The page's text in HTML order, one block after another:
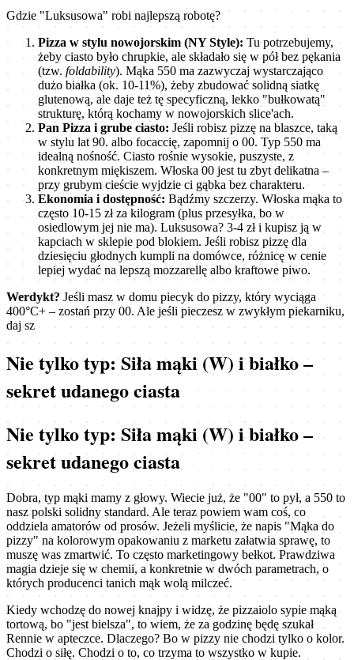
Gdzie "Luksusowa" robi najlepszą robotę?
Pizza w stylu nowojorskim (NY Style):Tu potrzebujemy,
żeby ciasto było chrupkie, ale składało się w pół bez pękania
(tzw. foldability). Mąka 550 ma zazwyczaj wystarczająco
dużo białka (ok. 10-11%), żeby zbudować solidną siatkę
glutenową, ale daje też tę specyficzną, lekko "bułkowatą"
strukturę, którą kochamy w nowojorskich slice'ach.
Pan Pizza i grube ciasto: Jeśli robisz pizzę na blaszce, taką
w stylu lat 90. albo focaccię, zapomnij o 00. Typ 550 ma
idealną nośność. Ciasto rośnie wysokie, puszyste, z
konkretnym miękiszem. Włoska 00 jest tu zbyt delikatna –
przy grubym cieście wyjdzie ci gąbka bez charakteru.
Ekonomia i dostępność:Bądźmy szczerzy. Włoska mąka to
często 10-15 zł za kilogram (plus przesyłka, bo w
osiedlowym jej nie ma). Luksusowa? 3-4 zł i kupisz ją w
kapciach w sklepie pod blokiem. Jeśli robisz pizzę dla
dziesięciu głodnych kumpli na domówce, różnicę w cenie
lepiej wydać na lepszą mozzarellę albo kraftowe piwo.
Werdykt? Jeśli masz w domu piecyk do pizzy, który wyciąga
400°C+ – zostań przy 00. Ale jeśli pieczesz w zwykłym piekarniku,
daj sz
Nie tylko typ: Siła mąki (W) i białko –
sekret udanego ciasta
Nie tylko typ: Siła mąki (W) i białko –
sekret udanego ciasta
Dobra, typ mąki mamy z głowy. Wiecie już, że "00" to pył, a 550 to
nasz polski solidny standard. Ale teraz powiem wam coś, co
oddziela amatorów od prosów. Jeżeli myślicie, że napis "Mąka do
pizzy" na kolorowym opakowaniu z marketu załatwia sprawę, to
muszę was zmartwić. To często marketingowy bełkot. Prawdziwa
magia dzieje się w chemii, a konkretnie w dwóch parametrach, o
których producenci tanich mąk wolą milczeć.
Kiedy wchodzę do nowej knajpy i widzę, że pizzaiolo sypie mąką
tortową, bo "jest bielsza", to wiem, że za godzinę będę szukał
Rennie w apteczce. Dlaczego? Bo w pizzy nie chodzi tylko o kolor.
Chodzi o siłę. Chodzi o to, co trzyma to wszystko w kupie.